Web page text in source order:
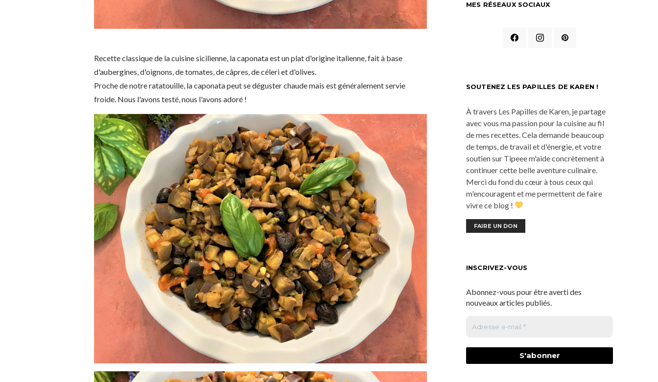
Recette classique de la cuisine sicilienne, la caponata est un plat d'origine italienne, fait à base
d'aubergines, d'oignons, de tomates, de câpres, de céleri et d'olives.
Proche de notre ratatouille, la caponata peut se déguster chaude mais est généralement servie
froide. Nous l'avons testé, nous l'avons adoré !
MES RÉSEAUX SOCIAUX
SOUTENEZ LES PAPILLES DE KAREN !
À travers Les Papilles de Karen, je partage
avec vous ma passion pour la cuisine au fil
de mes recettes. Cela demande beaucoup
de temps, de travail et d'énergie, et votre
soutien sur Tipeee m'aide concrètement à
continuer cette belle aventure culinaire.
Merci du fond du cœur à tous ceux qui
m'encouragent et me permettent de faire
vivre ce blog !
FAIRE UN DON
INSCRIVEZ-VOUS
Abonnez-vous pour être averti des
nouveaux articles publiés.